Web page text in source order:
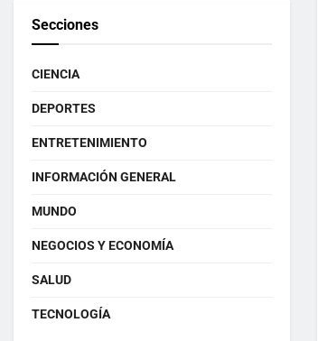
Secciones
CIENCIA
DEPORTES
ENTRETENIMIENTO
INFORMACIÓN GENERAL
MUNDO
NEGOCIOS Y ECONOMÍA
SALUD
TECNOLOGÍA